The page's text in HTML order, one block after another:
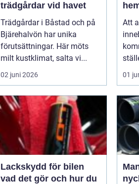
trädgårdar vid havet
Trädgårdar i Båstad och på
Bjärehalvön har unika
förutsättningar. Här möts
milt kustklimat, salta vi...
02 juni 2026
Att
01
Lackskydd för bilen
vad det gör och hur du